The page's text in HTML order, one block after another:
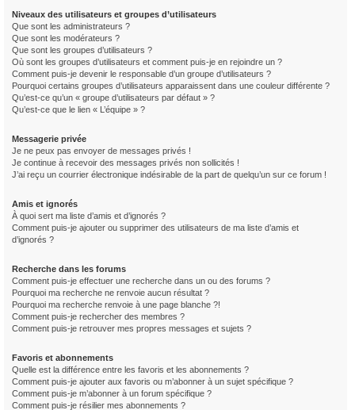
Niveaux des utilisateurs et groupes d’utilisateurs
Que sont les administrateurs ?
Que sont les modérateurs ?
Que sont les groupes d’utilisateurs ?
Où sont les groupes d’utilisateurs et comment puis-je en rejoindre un ?
Comment puis-je devenir le responsable d’un groupe d’utilisateurs ?
Pourquoi certains groupes d’utilisateurs apparaissent dans une couleur différente ?
Qu’est-ce qu’un « groupe d’utilisateurs par défaut » ?
Qu’est-ce que le lien « L’équipe » ?
Messagerie privée
Je ne peux pas envoyer de messages privés !
Je continue à recevoir des messages privés non sollicités !
J’ai reçu un courrier électronique indésirable de la part de quelqu’un sur ce forum !
Amis et ignorés
À quoi sert ma liste d’amis et d’ignorés ?
Comment puis-je ajouter ou supprimer des utilisateurs de ma liste d’amis et
d’ignorés ?
Recherche dans les forums
Comment puis-je effectuer une recherche dans un ou des forums ?
Pourquoi ma recherche ne renvoie aucun résultat ?
Pourquoi ma recherche renvoie à une page blanche ?!
Comment puis-je rechercher des membres ?
Comment puis-je retrouver mes propres messages et sujets ?
Favoris et abonnements
Quelle est la différence entre les favoris et les abonnements ?
Comment puis-je ajouter aux favoris ou m’abonner à un sujet spécifique ?
Comment puis-je m’abonner à un forum spécifique ?
Comment puis-je résilier mes abonnements ?